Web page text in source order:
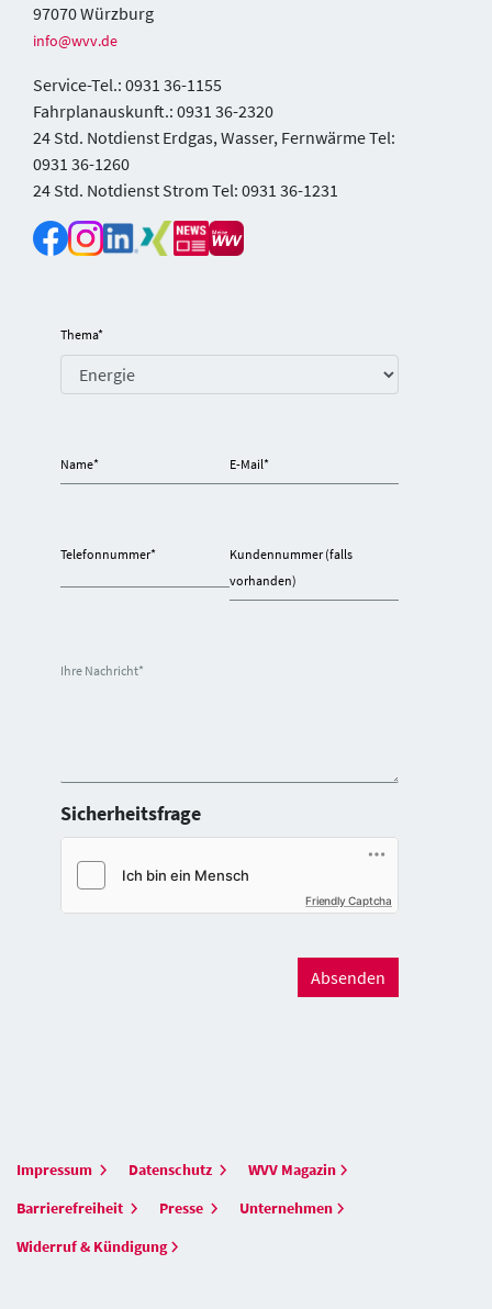
97070 Würzburg
info@wvv.de
Service-Tel.: 0931 36-1155
Fahrplanauskunft.: 0931 36-2320
24 Std. Notdienst Erdgas, Wasser, Fernwärme Tel:
0931 36-1260
24 Std. Notdienst Strom Tel: 0931 36-1231
Thema*
Name* E-Mail*
Telefonnummer*
Kundennummer (falls
vorhanden)
Ihre Nachricht*
Friendly Captcha
Sicherheitsfrage
Absenden
Impressum Datenschutz
WVV Magazin
Barrierefreiheit
Presse
Unternehmen
Widerruf & Kündigung